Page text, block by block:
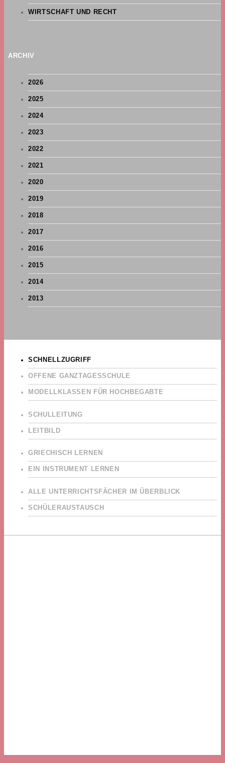
WIRTSCHAFT UND RECHT
ARCHIV
2026
2025
2024
2023
2022
2021
2020
2019
2018
2017
2016
2015
2014
2013
SCHNELLZUGRIFF
OFFENE GANZTAGESSCHULE
MODELLKLASSEN FÜR HOCHBEGABTE
SCHULLEITUNG
LEITBILD
GRIECHISCH LERNEN
EIN INSTRUMENT LERNEN
ALLE UNTERRICHTSFÄCHER IM ÜBERBLICK
SCHÜLERAUSTAUSCH